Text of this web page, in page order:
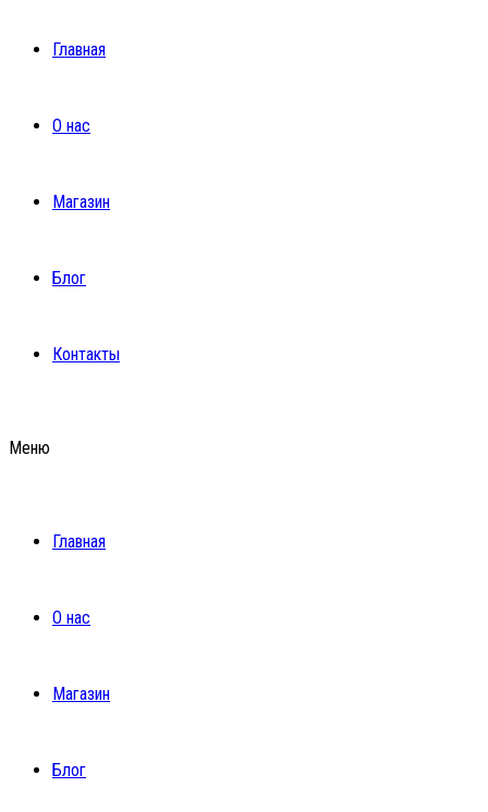
Главная
О нас
Магазин
Блог
Контакты
Меню
Главная
О нас
Магазин
Блог